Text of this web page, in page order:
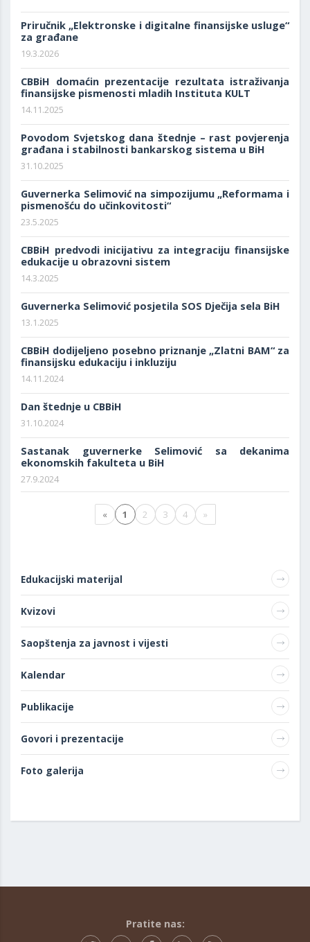
Priručnik „Elektronske i digitalne finansijske usluge“
za građane
19.3.2026
CBBiH domaćin prezentacije rezultata istraživanja
finansijske pismenosti mladih Instituta KULT
14.11.2025
Povodom Svjetskog dana štednje – rast povjerenja
građana i stabilnosti bankarskog sistema u BiH
31.10.2025
Guvernerka Selimović na simpozijumu „Reformama i
pismenošću do učinkovitosti“
23.5.2025
CBBiH predvodi inicijativu za integraciju finansijske
edukacije u obrazovni sistem
14.3.2025
Guvernerka Selimović posjetila SOS Dječija sela BiH
13.1.2025
CBBiH dodijeljeno posebno priznanje „Zlatni BAM“ za
finansijsku edukaciju i inkluziju
14.11.2024
Dan štednje u CBBiH
31.10.2024
Sastanak guvernerke Selimović sa dekanima
ekonomskih fakulteta u BiH
27.9.2024
« 1 2 3 4 »
Edukacijski materijal
Kvizovi
Saopštenja za javnost i vijesti
Kalendar
Publikacije
Govori i prezentacije
Foto galerija
Pratite nas: